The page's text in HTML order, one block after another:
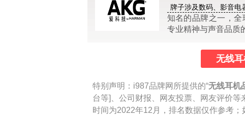
牌子涉及数码、影音电
知名的品牌之一，
专业精神与声音品质
无线
特别声明： i987品牌网所提供的“无线耳机
台等]、公司财报、网友投票、网友评价
时间为2022年12月，排名数据仅作参考